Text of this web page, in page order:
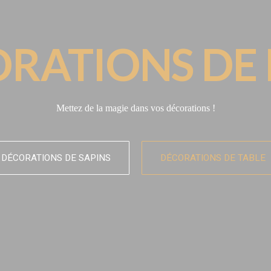
DE
Mettez de la magie dans vos décorations !
DÉCORATIONS DE SAPINS DÉCORATIONS DE TABLE